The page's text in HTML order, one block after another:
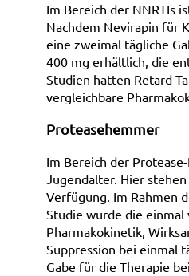
Im Bereich der NNRTIs
Nachdem Nevirapin für
eine zweimal tägliche
400 mg erhältlich, die
Studien hatten Retard-
vergleichbare
Proteasehemmer
Im Bereich der
Jugendalter. Hier
Verfügung. Im Rahmen
Studie wurde die einmal
Pharmakokinetik,
Suppression bei einmal
Gabe für die Therapie